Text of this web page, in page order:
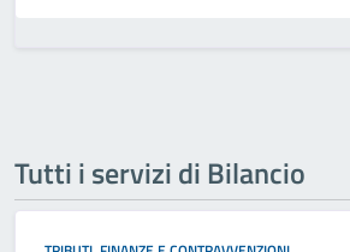
Tutti i servizi di Bilancio